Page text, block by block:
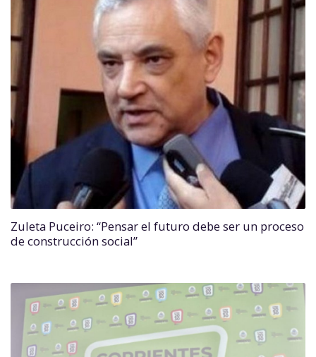
Zuleta Puceiro: “Pensar el futuro debe ser un proceso
de construcción social”